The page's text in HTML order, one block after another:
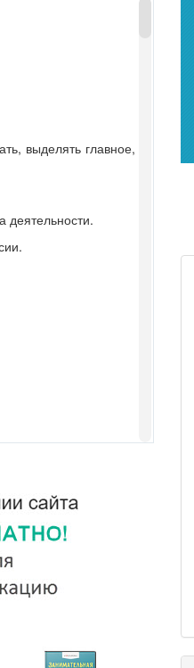
выделять главное,
деятельности.